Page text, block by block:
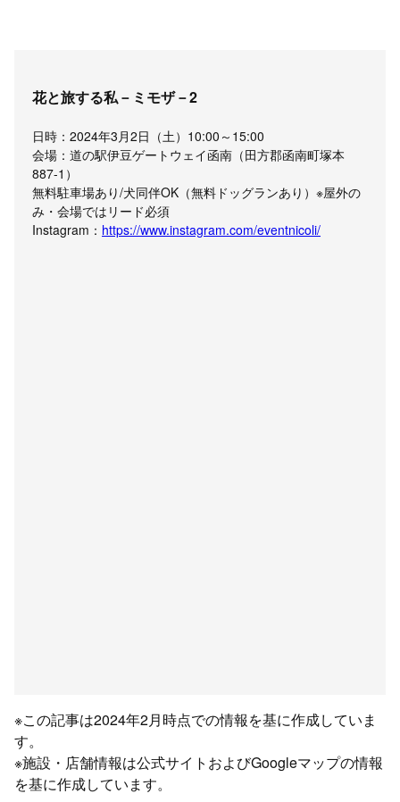
花と旅する私－ミモザ－2
日時：2024年3月2日（土）10:00～15:00
会場：道の駅伊豆ゲートウェイ函南（田方郡函南町塚本
887-1）
無料駐車場あり/犬同伴OK（無料ドッグランあり）※屋外の
み・会場ではリード必須
Instagram： https://www.instagram.com/eventnicoli/
※この記事は2024年2月時点での情報を基に作成していま
す。
※施設・店舗情報は公式サイトおよびGoogleマップの情報
を基に作成しています。